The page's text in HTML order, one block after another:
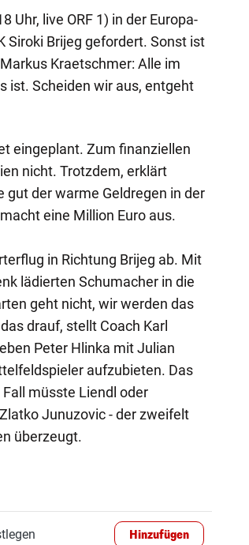
Uhr, live ORF 1) in der Europa-
Siroki Brijeg gefordert. Sonst ist
Kraetschmer: Alle im
ist. Scheiden wir aus, entgeht
eingeplant. Zum finanziellen
nicht. Trotzdem, erklärt
gut der warme Geldregen in der
eine Million Euro aus.
in Richtung Brijeg ab. Mit
lädierten Schumacher in die
geht nicht, wir werden das
drauf, stellt Coach Karl
Peter Hlinka mit Julian
aufzubieten. Das
müsste Liendl oder
Junuzovic - der zweifelt
überzeugt.
Hinzufügen